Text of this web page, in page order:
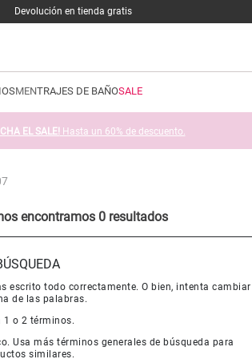
Devolución en tienda gratis
MENTRAJES DE BAÑOSALE
EL SALE! Hasta un 60% de descuento.
encontramos 0 resultados
escrito todo correctamente. O bien, intenta cambiar
de las palabras.
1 o 2 términos.
Usa más términos generales de búsqueda para
similares.